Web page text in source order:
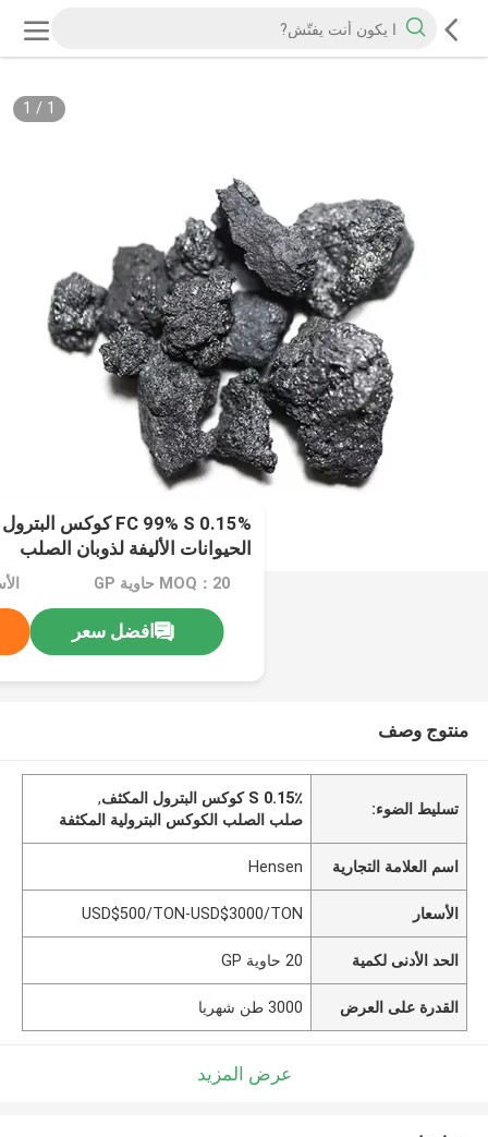
1
/
1
الحيوانات الأليفة لذوبان الصلب
MOQ：20 حاوية GP
افضل سعر
منتوج وصف
تسليط الضوء:
S 0.15٪ كوكس البترول المكثف
,
صلب الصلب الكوكس البترولية المكثفة
اسم العلامة التجارية Hensen
الأسعار USD$500/TON-USD$3000/TON
الحد الأدنى لكمية 20 حاوية GP
القدرة على العرض 3000 طن شهريا
عرض المزيد